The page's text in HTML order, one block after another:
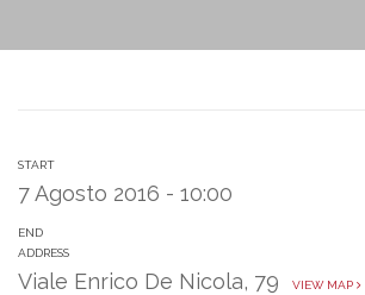
START
7 Agosto 2016 - 10:00
END
ADDRESS
Viale Enrico De Nicola, 79 VIEW MAP